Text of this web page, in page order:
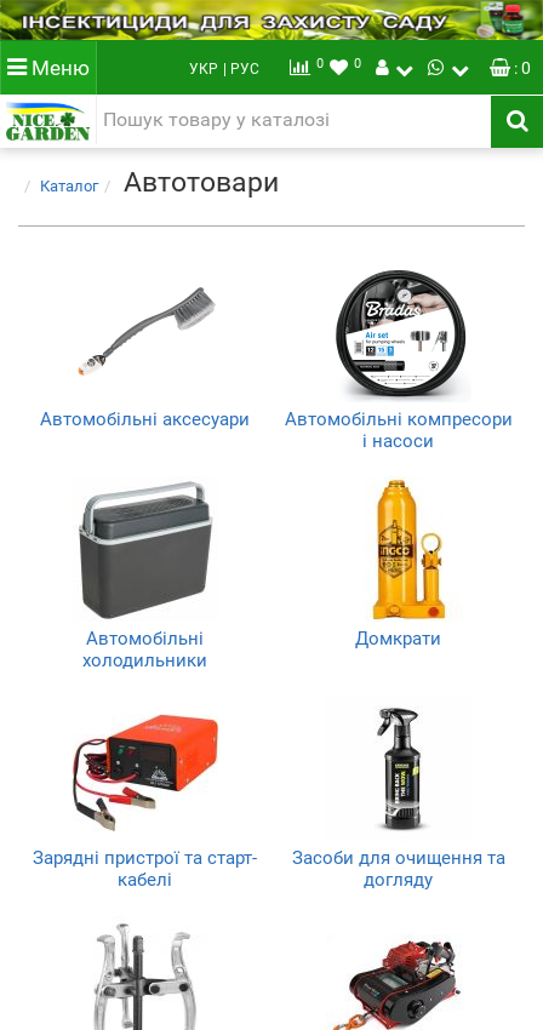
Меню УКР | РУС 0 0 : 0
Каталог Автотовари
Автомобільні аксесуари
Автомобільні компресори
і насоси
Автомобільні
холодильники
Домкрати
Зарядні пристрої та старт-
кабелі
Засоби для очищення та
догляду